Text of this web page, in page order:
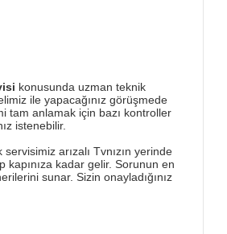
konusunda uzman teknik
ile yapacağınız görüşmede
tam anlamak için bazı kontroller
istenebilir.
arızalı Tvnızın yerinde
kapınıza kadar gelir. Sorunun en
sunar. Sizin onayladığınız